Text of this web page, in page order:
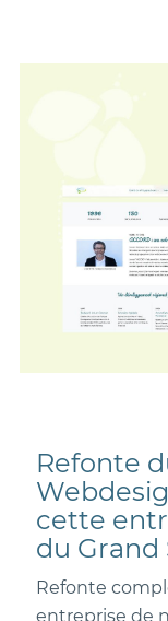
Refonte
cette
du Grand
Refonte
entreprise de